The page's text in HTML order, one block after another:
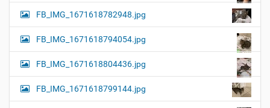
FB_IMG_1671618782948.jpg
FB_IMG_1671618794054.jpg
FB_IMG_1671618804436.jpg
FB_IMG_1671618799144.jpg